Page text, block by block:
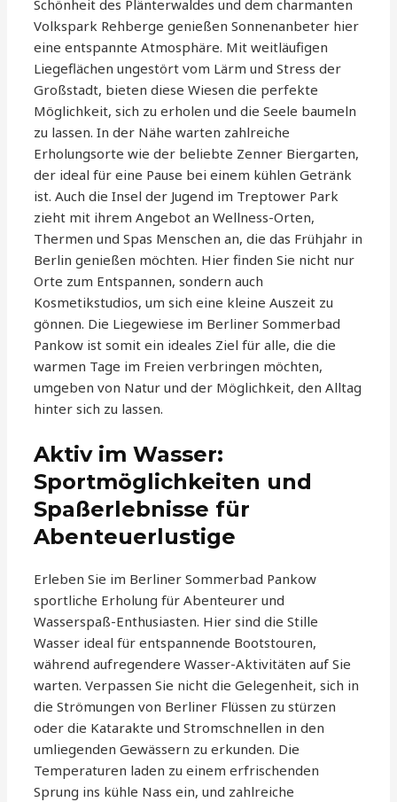
Schönheit des Plänterwaldes und dem charmanten
Volkspark Rehberge genießen Sonnenanbeter hier
eine entspannte Atmosphäre. Mit weitläufigen
Liegeflächen ungestört vom Lärm und Stress der
Großstadt, bieten diese Wiesen die perfekte
Möglichkeit, sich zu erholen und die Seele baumeln
zu lassen. In der Nähe warten zahlreiche
Erholungsorte wie der beliebte Zenner Biergarten,
der ideal für eine Pause bei einem kühlen Getränk
ist. Auch die Insel der Jugend im Treptower Park
zieht mit ihrem Angebot an Wellness-Orten,
Thermen und Spas Menschen an, die das Frühjahr in
Berlin genießen möchten. Hier finden Sie nicht nur
Orte zum Entspannen, sondern auch
Kosmetikstudios, um sich eine kleine Auszeit zu
gönnen. Die Liegewiese im Berliner Sommerbad
Pankow ist somit ein ideales Ziel für alle, die die
warmen Tage im Freien verbringen möchten,
umgeben von Natur und der Möglichkeit, den Alltag
hinter sich zu lassen.
Aktiv im Wasser:
Sportmöglichkeiten und
Spaßerlebnisse für
Abenteuerlustige
Erleben Sie im Berliner Sommerbad Pankow
sportliche Erholung für Abenteurer und
Wasserspaß-Enthusiasten. Hier sind die Stille
Wasser ideal für entspannende Bootstouren,
während aufregendere Wasser-Aktivitäten auf Sie
warten. Verpassen Sie nicht die Gelegenheit, sich in
die Strömungen von Berliner Flüssen zu stürzen
oder die Katarakte und Stromschnellen in den
umliegenden Gewässern zu erkunden. Die
Temperaturen laden zu einem erfrischenden
Sprung ins kühle Nass ein, und zahlreiche